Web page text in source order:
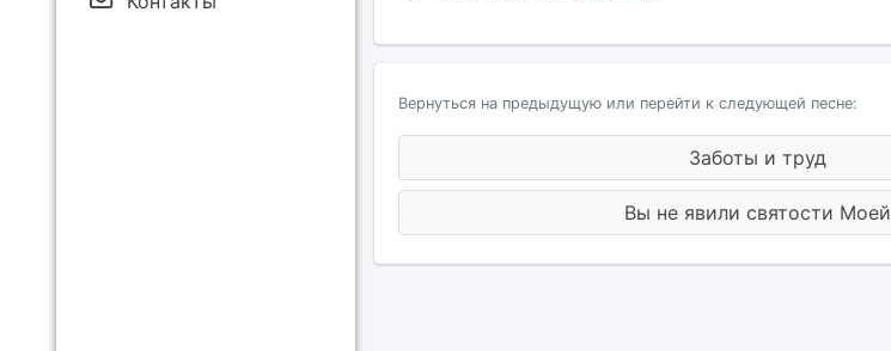
Вернуться на предыдущую или перейти к следующей песне:
Заботы и труд
Вы не явили святости Моей